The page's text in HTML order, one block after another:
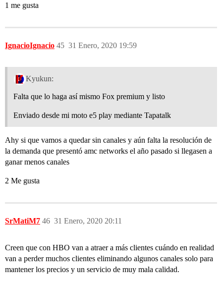
1 me gusta
IgnacioIgnacio 31 Enero, 2020 19:59
45
Kyukun:
Falta que lo haga así mismo Fox premium y listo
Enviado desde mi moto e5 play mediante Tapatalk
Ahy si que vamos a quedar sin canales y aún falta la resolución de
la demanda que presentó amc networks el año pasado si llegasen a
ganar menos canales
2 Me gusta
SrMatiM7 31 Enero, 2020 20:11
46
Creen que con HBO van a atraer a más clientes cuándo en realidad
van a perder muchos clientes eliminando algunos canales solo para
mantener los precios y un servicio de muy mala calidad.